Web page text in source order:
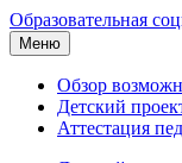
Образовательная
Меню
Обзор
Детский
Аттестация